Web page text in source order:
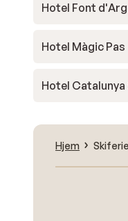
Hotel Font
Hotel Màgic Pas
Hotel Catalunya
Hjem Skiferie